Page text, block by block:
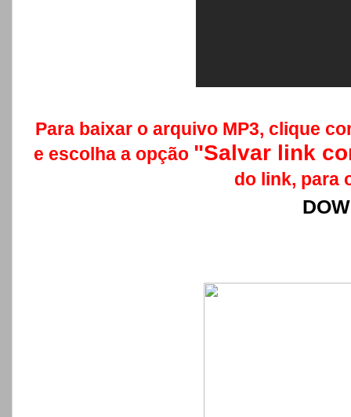
Para baixar o arquivo MP3, clique
e escolha a opção "Salvar link
do link, para